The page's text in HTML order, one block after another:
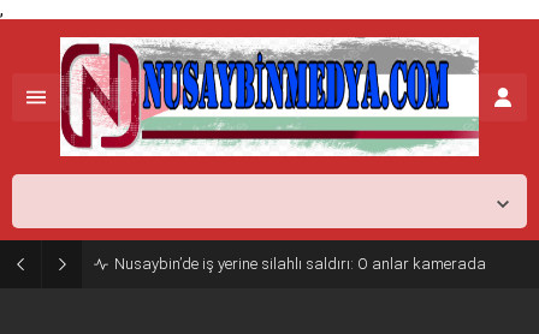
,
Nusaybin’de iş yerine silahlı saldırı: O anlar kamerada